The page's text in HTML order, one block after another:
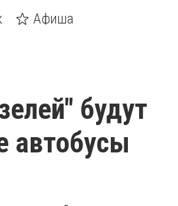
Афиша
будут
автобусы